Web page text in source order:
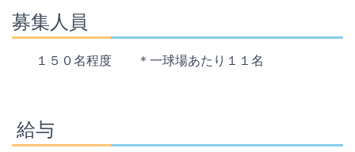
募集人員
１５０名程度 ＊一球場あたり１１名
給与